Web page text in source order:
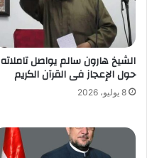
الشيخ هارون سالم يواصل تاملاته
حول الإعجاز فى القرآن الكريم
8 يوليو، 2026